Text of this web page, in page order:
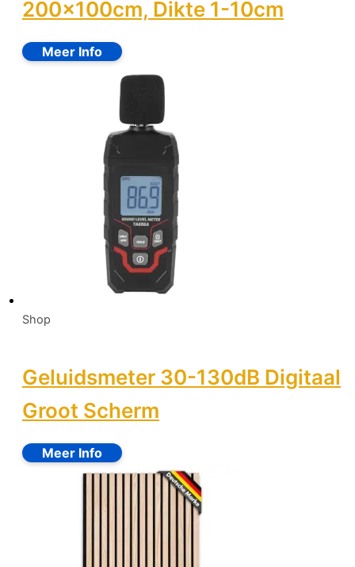
200x100cm, Dikte 1-10cm
Shop
Geluidsmeter 30-130dB Digitaal
Groot Scherm